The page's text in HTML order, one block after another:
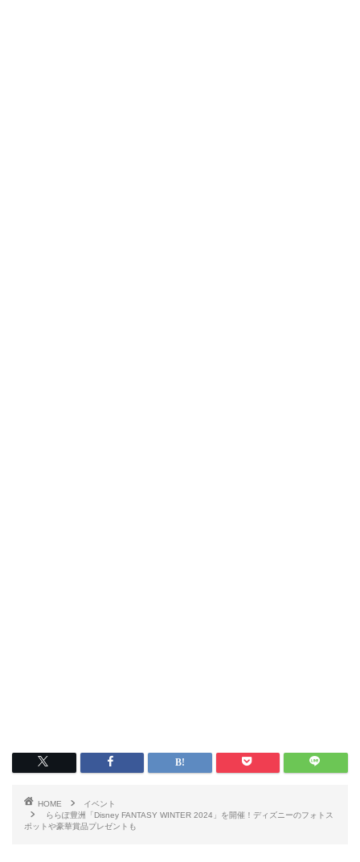
HOME
イベント
ららぽ豊洲「Disney FANTASY WINTER 2024」を開催！ディズニーのフォトス
ポットや豪華賞品プレゼントも